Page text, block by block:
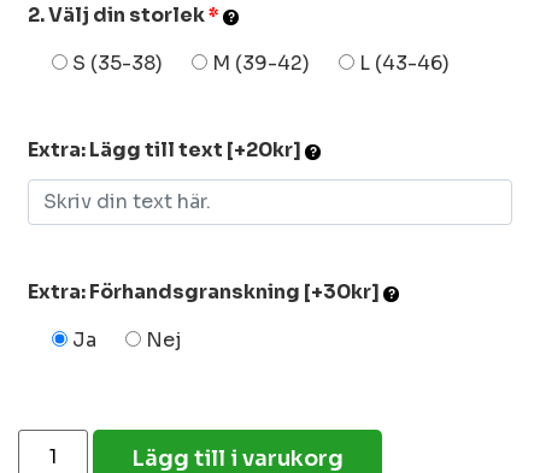
2. Välj din storlek*
S (35-38)
M (39-42) L (43-46)
Extra: Lägg till text [+20kr]
Extra: Förhandsgranskning [+30kr]
Ja
Nej
Lägg till i varukorg